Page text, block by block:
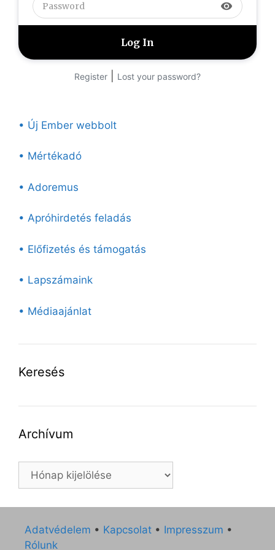
visibility
Register Lost your password?
• Új Ember webbolt
• Mértékadó
• Adoremus
• Apróhirdetés feladás
• Előfizetés és támogatás
• Lapszámaink
• Médiaajánlat
Keresés
Archívum
Archívum
Adatvédelem • Kapcsolat • Impresszum •
Rólunk